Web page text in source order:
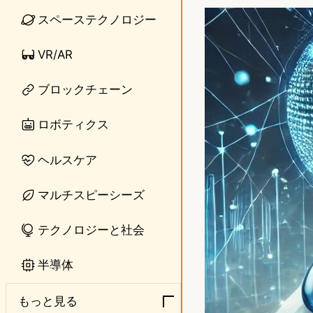
スペーステクノロジー
VR/AR
ブロックチェーン
ロボティクス
ヘルスケア
マルチスピーシーズ
テクノロジーと社会
半導体
もっと見る
n
s
t
o
d
o
n